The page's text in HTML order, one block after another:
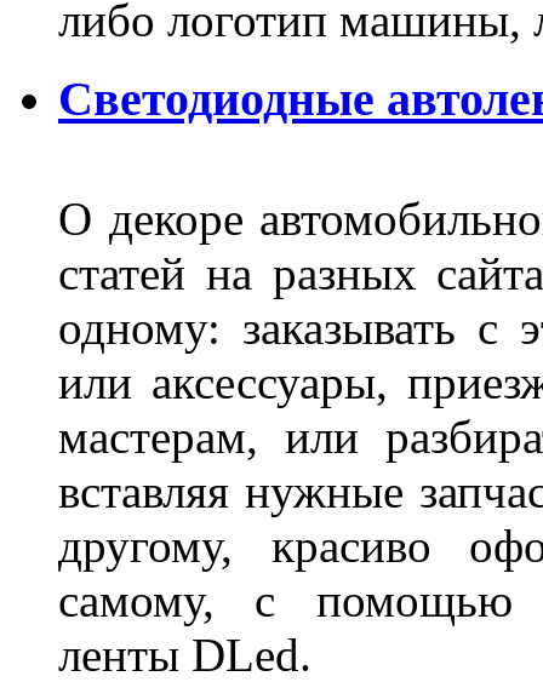
либо логотип машины,
Светодиодные
О декоре
статей на разных
одному: заказывать с
или аксессуары,
мастерам, или
вставляя нужные
другому, красиво
самому, с помощью
ленты DLed.